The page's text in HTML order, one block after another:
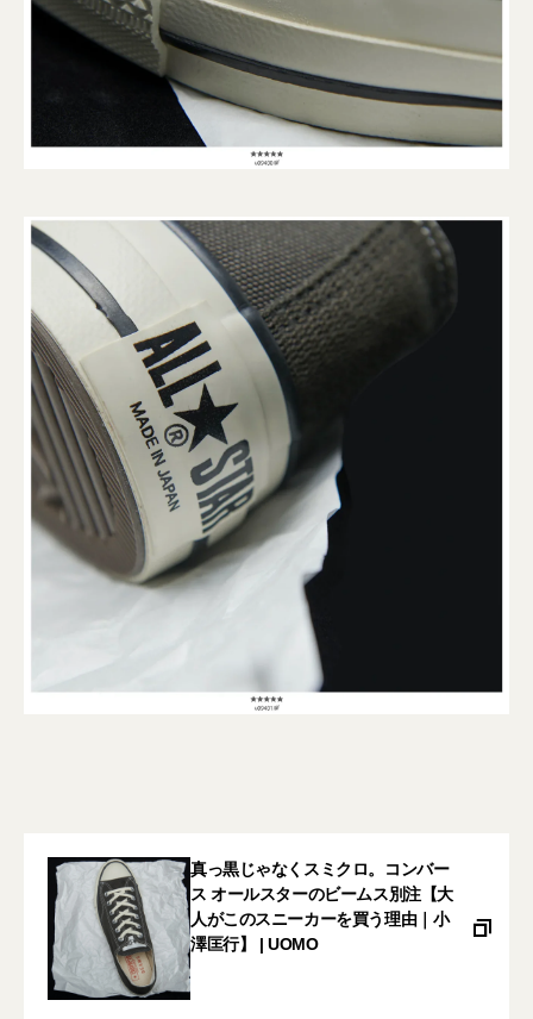
真っ黒じゃなくスミクロ。コンバー
ス オールスターのビームス別注【大
人がこのスニーカーを買う理由｜小
澤匡行】 | UOMO